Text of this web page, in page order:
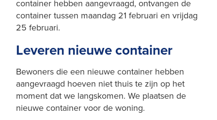
container hebben aangevraagd, ontvangen de
container tussen maandag 21 februari en vrijdag
25 februari.
Leveren nieuwe container
Bewoners die een nieuwe container hebben
aangevraagd hoeven niet thuis te zijn op het
moment dat we langskomen. We plaatsen de
nieuwe container voor de woning.